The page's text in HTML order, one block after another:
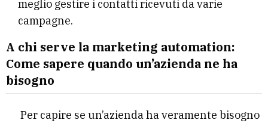
meglio gestire i contatti ricevuti da varie
campagne.
A chi serve la marketing automation:
Come sapere quando un’azienda ne ha
bisogno
Per capire se un’azienda ha veramente bisogno